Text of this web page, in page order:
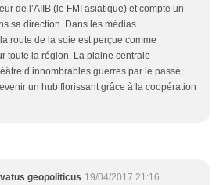
de l’AIIB (le FMI asiatique) et compte un
sa direction. Dans les médias
route de la soie est perçue comme
toute la région. La plaine centrale
d’innombrables guerres par le passé,
un hub florissant grâce à la coopération
geopoliticus 19/04/2017 21:16